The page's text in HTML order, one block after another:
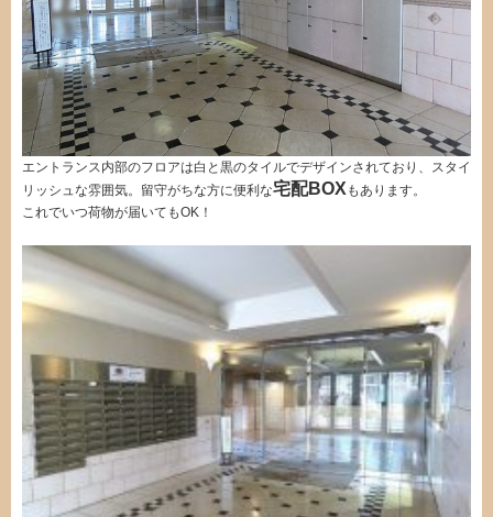
エントランス内部のフロアは白と黒のタイルでデザインされており、スタイ
リッシュな雰囲気。留守がちな方に便利な宅配BOXもあります。
これでいつ荷物が届いてもOK！